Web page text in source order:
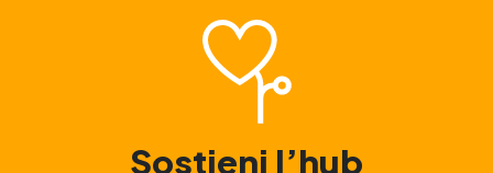
Sostieni l’hub